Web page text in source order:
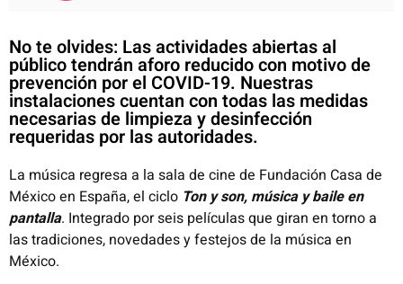
No te olvides: Las actividades abiertas al
público tendrán aforo reducido con motivo de
prevención por el COVID-19. Nuestras
instalaciones cuentan con todas las medidas
necesarias de limpieza y desinfección
requeridas por las autoridades.
La música regresa a la sala de cine de Fundación Casa de
México en España, el ciclo Ton y son, música y baile en
pantalla. Integrado por seis películas que giran en torno a
las tradiciones, novedades y festejos de la música en
México.